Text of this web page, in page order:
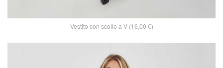
Vestito con scollo a V (16,00 €)